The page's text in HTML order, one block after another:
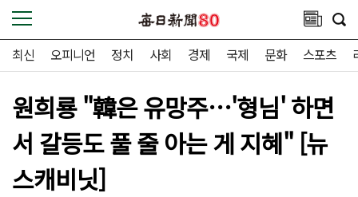
최신 오피니언 정치 사회 경제 국제 문화 스포츠
원희룡 "韓은 유망주…'형님' 하면
서 갈등도 풀 줄 아는 게 지혜" [뉴
스캐비닛]